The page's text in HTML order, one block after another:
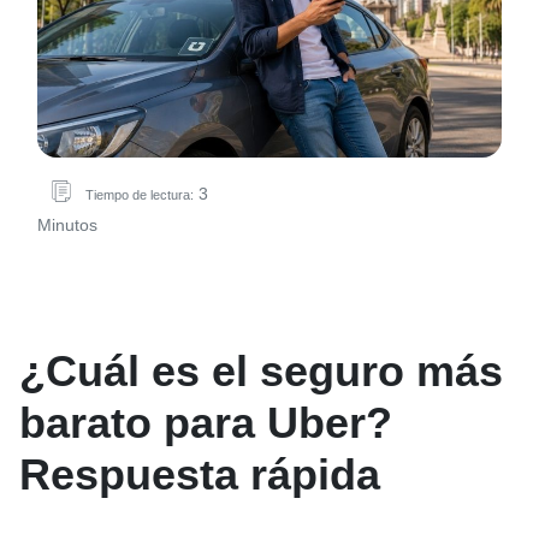
Tiempo de lectura: 3
Minutos
¿Cuál es el seguro más
barato para Uber?
Respuesta rápida